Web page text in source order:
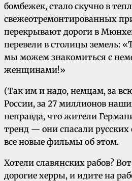
бомбежек, стало скучно в
свежеотремонтированных
перекрывают дороги в
перевели в столицы земель:
мы можем знакомиться с
женщинами!»
(Так им и надо, немцам, за
России, за 27 миллионов
неправда, что жители
тренд — они спасали
все новые фильмы об этом.
Хотели славянских рабов?
дорогие херры, и идите на